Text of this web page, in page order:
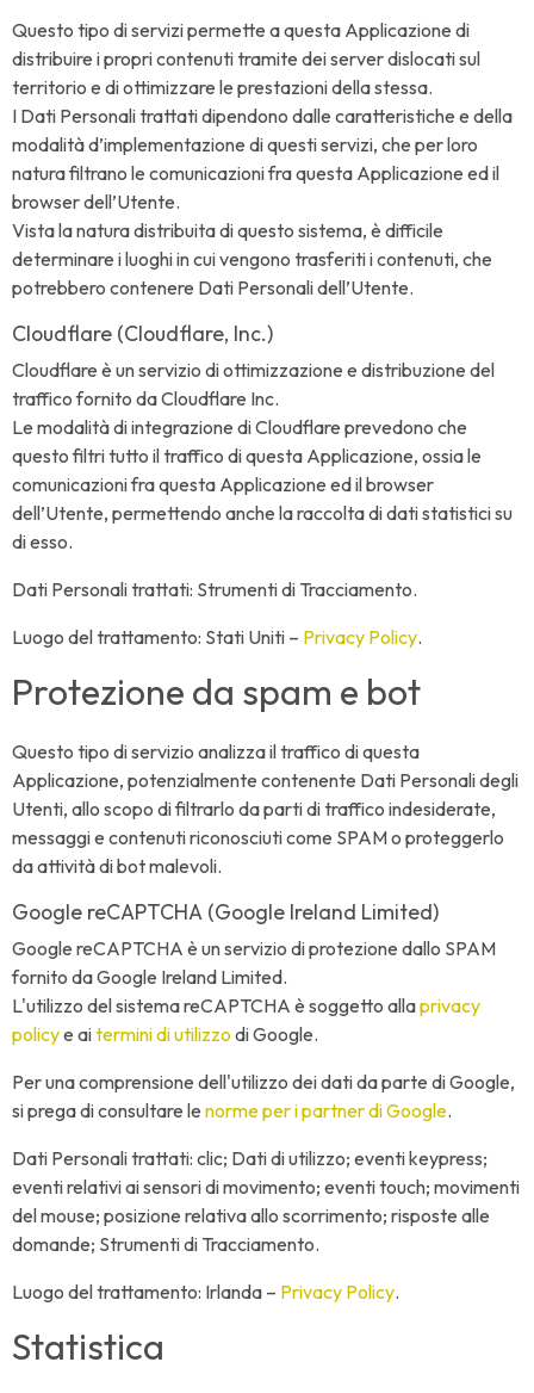
Questo tipo di servizi permette a questa Applicazione di
distribuire i propri contenuti tramite dei server dislocati sul
territorio e di ottimizzare le prestazioni della stessa.
I Dati Personali trattati dipendono dalle caratteristiche e della
modalità d’implementazione di questi servizi, che per loro
natura filtrano le comunicazioni fra questa Applicazione ed il
browser dell’Utente.
Vista la natura distribuita di questo sistema, è difficile
determinare i luoghi in cui vengono trasferiti i contenuti, che
potrebbero contenere Dati Personali dell’Utente.
Cloudflare (Cloudflare, Inc.)
Cloudflare è un servizio di ottimizzazione e distribuzione del
traffico fornito da Cloudflare Inc.
Le modalità di integrazione di Cloudflare prevedono che
questo filtri tutto il traffico di questa Applicazione, ossia le
comunicazioni fra questa Applicazione ed il browser
dell’Utente, permettendo anche la raccolta di dati statistici su
di esso.
Dati Personali trattati: Strumenti di Tracciamento.
Luogo del trattamento: Stati Uniti – Privacy Policy.
Protezione da spam e bot
Questo tipo di servizio analizza il traffico di questa
Applicazione, potenzialmente contenente Dati Personali degli
Utenti, allo scopo di filtrarlo da parti di traffico indesiderate,
messaggi e contenuti riconosciuti come SPAM o proteggerlo
da attività di bot malevoli.
Google reCAPTCHA (Google Ireland Limited)
Google reCAPTCHA è un servizio di protezione dallo SPAM
fornito da Google Ireland Limited.
L'utilizzo del sistema reCAPTCHA è soggetto allaprivacy
policye aitermini di utilizzo di Google.
Per una comprensione dell'utilizzo dei dati da parte di Google,
si prega di consultare le norme per i partner di Google.
Dati Personali trattati: clic; Dati di utilizzo; eventi keypress;
eventi relativi ai sensori di movimento; eventi touch; movimenti
del mouse; posizione relativa allo scorrimento; risposte alle
domande; Strumenti di Tracciamento.
Luogo del trattamento: Irlanda – Privacy Policy.
Statistica